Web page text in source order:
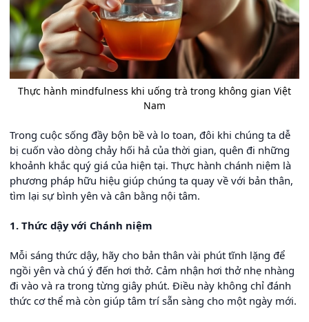
Thực hành mindfulness khi uống trà trong không gian Việt
Nam
Trong cuộc sống đầy bộn bề và lo toan, đôi khi chúng ta dễ
bị cuốn vào dòng chảy hối hả của thời gian, quên đi những
khoảnh khắc quý giá của hiện tại. Thực hành chánh niệm là
phương pháp hữu hiệu giúp chúng ta quay về với bản thân,
tìm lại sự bình yên và cân bằng nội tâm.
1. Thức dậy với Chánh niệm
Mỗi sáng thức dậy, hãy cho bản thân vài phút tĩnh lặng để
ngồi yên và chú ý đến hơi thở. Cảm nhận hơi thở nhẹ nhàng
đi vào và ra trong từng giây phút. Điều này không chỉ đánh
thức cơ thể mà còn giúp tâm trí sẵn sàng cho một ngày mới.